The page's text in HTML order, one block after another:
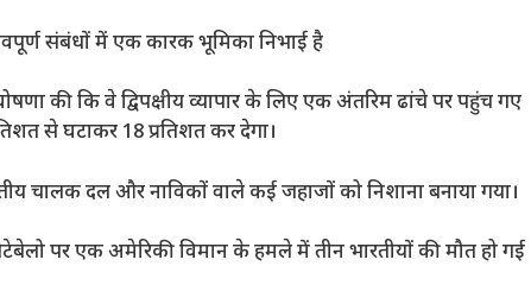
संबंधों में एक कारक भूमिका निभाई है
की कि वे द्विपक्षीय व्यापार के लिए एक अंतरिम ढांचे पर पहुंच गए
से घटाकर 18 प्रतिशत कर देगा।
चालक दल और नाविकों वाले कई जहाजों को निशाना बनाया गया।
पर एक अमेरिकी विमान के हमले में तीन भारतीयों की मौत हो गई